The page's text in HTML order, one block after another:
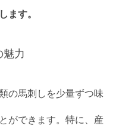
ます。
魅力
の馬刺しを少量ずつ味
ができます。特に、産